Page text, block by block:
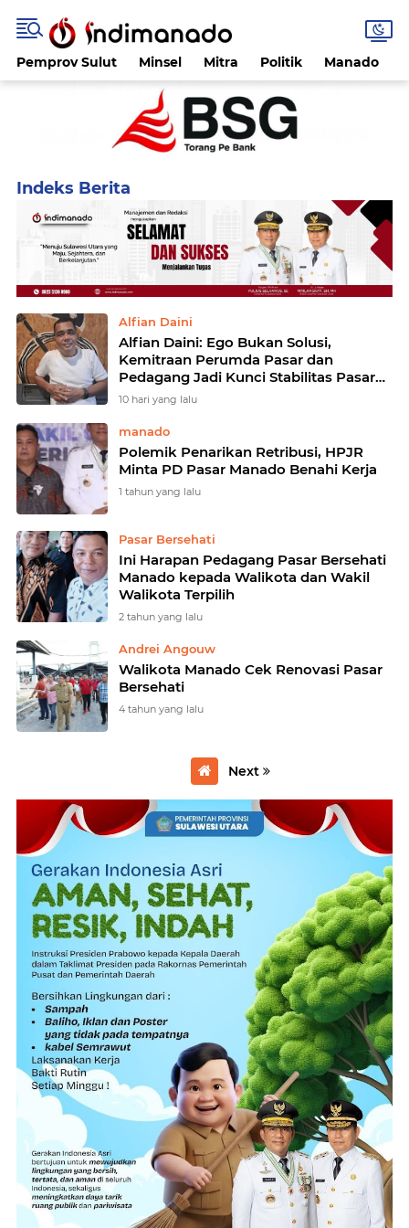
Pemprov Sulut Minsel Mitra Politik Manado
Alfian Daini
Alfian Daini: Ego Bukan Solusi,
Kemitraan Perumda Pasar dan
Pedagang Jadi Kunci Stabilitas Pasar
Bersehati Manado
10 hari yang lalu
manado
Polemik Penarikan Retribusi, HPJR
Minta PD Pasar Manado Benahi Kerja
1 tahun yang lalu
Pasar Bersehati
Ini Harapan Pedagang Pasar Bersehati
Manado kepada Walikota dan Wakil
Walikota Terpilih
2 tahun yang lalu
Andrei Angouw
Walikota Manado Cek Renovasi Pasar
Bersehati
4 tahun yang lalu
Next